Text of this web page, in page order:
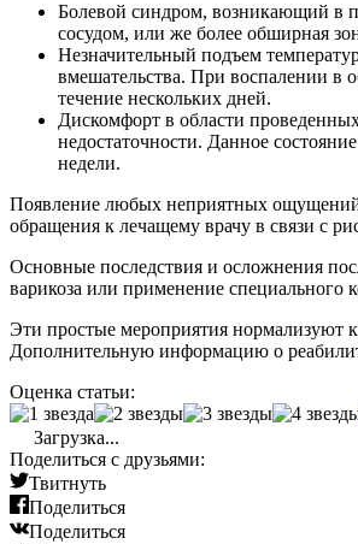
Болевой синдром, возникающий в
сосудом, или же более обширная
Незначительный подъем
вмешательства. При воспалении в
течение нескольких дней.
Дискомфорт в области
недостаточности. Данное
недели.
Появление любых неприятных ощущений
обращения к лечащему врачу в связи с
Основные последствия и осложнения
варикоза или применение специального
Эти простые мероприятия нормализуют
Дополнительную информацию о
Оценка статьи:
Загрузка...
Поделиться с друзьями:
Твитнуть
Поделиться
Поделиться